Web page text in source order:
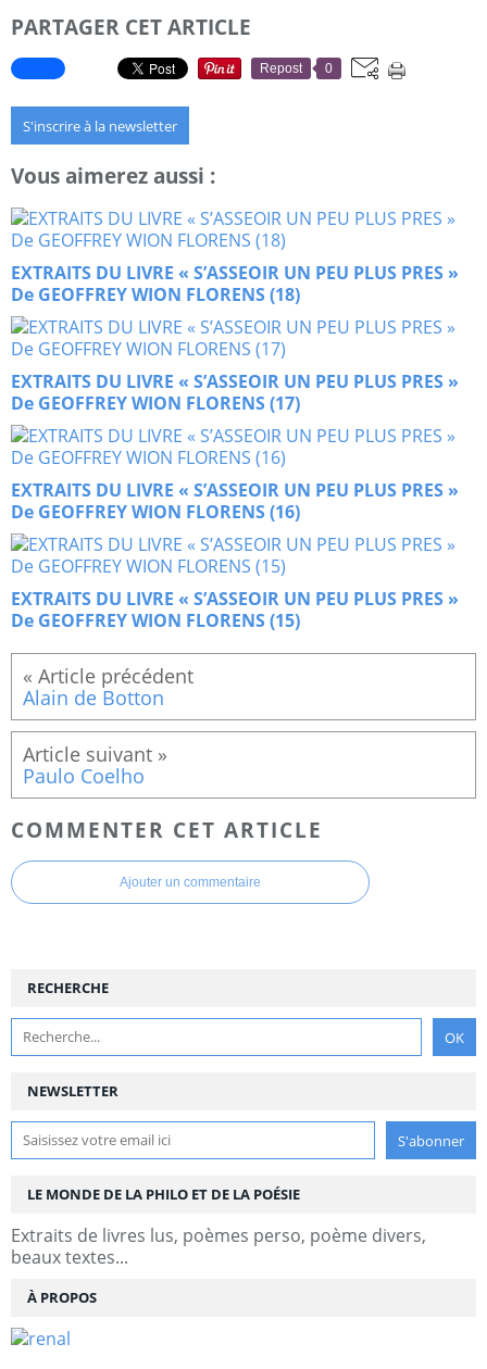
PARTAGER CET ARTICLE
Repost 0
S'inscrire à la newsletter
Vous aimerez aussi :
EXTRAITS DU LIVRE « S’ASSEOIR UN PEU PLUS PRES »
De GEOFFREY WION FLORENS (18)
EXTRAITS DU LIVRE « S’ASSEOIR UN PEU PLUS PRES »
De GEOFFREY WION FLORENS (17)
EXTRAITS DU LIVRE « S’ASSEOIR UN PEU PLUS PRES »
De GEOFFREY WION FLORENS (16)
EXTRAITS DU LIVRE « S’ASSEOIR UN PEU PLUS PRES »
De GEOFFREY WION FLORENS (15)
Alain de Botton
Paulo Coelho
COMMENTER CET ARTICLE
Ajouter un commentaire
NEWSLETTER
RECHERCHE
LE MONDE DE LA PHILO ET DE LA POÉSIE
Extraits de livres lus, poèmes perso, poème divers,
beaux textes...
À PROPOS